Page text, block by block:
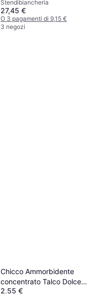
Stendibiancheria
27,45 €
O 3 pagamenti di 9,15 €
3 negozi
Chicco Ammorbidente
concentrato Talco Dolce
750ml
2,55 €